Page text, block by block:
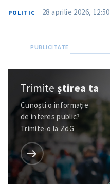
POLITIC 28 aprilie 2026, 12:50
Trimiteștirea ta
Cunoști o informație
de interes public?
Trimite-o la ZdG